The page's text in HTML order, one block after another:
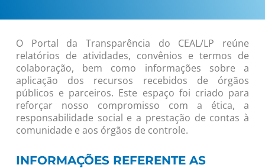
O Portal da Transparência do CEAL/LP reúne
relatórios de atividades, convênios e termos de
colaboração, bem como informações sobre a
aplicação dos recursos recebidos de órgãos
públicos e parceiros. Este espaço foi criado para
reforçar nosso compromisso com a ética, a
responsabilidade social e a prestação de contas à
comunidade e aos órgãos de controle.
INFORMAÇÕES REFERENTE AS